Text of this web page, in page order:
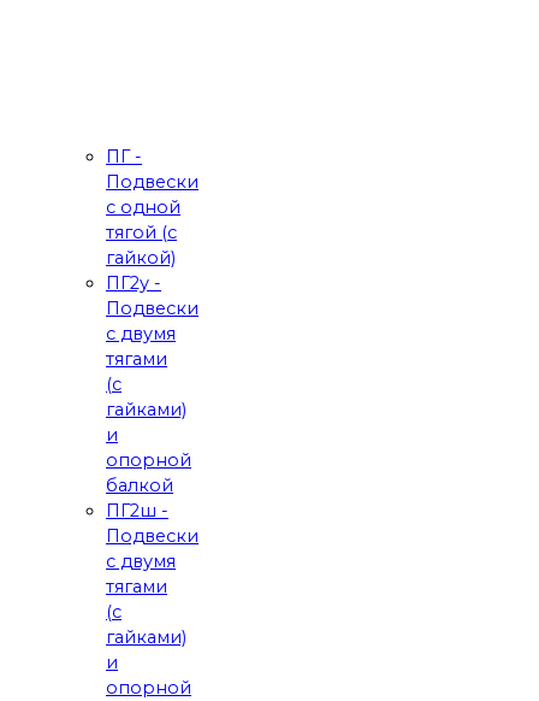
ПГ -
Подвески
с одной
тягой (с
гайкой)
ПГ2у -
Подвески
с двумя
тягами
(с
гайками)
и
опорной
балкой
ПГ2ш -
Подвески
с двумя
тягами
(с
гайками)
и
опорной